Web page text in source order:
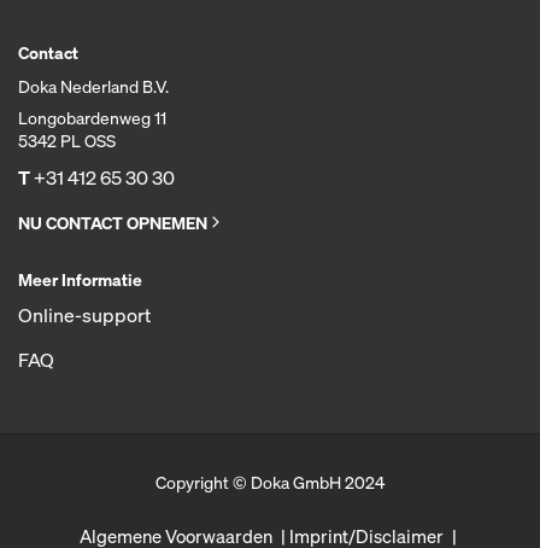
Contact
Doka Nederland B.V.
Longobardenweg 11
5342 PL OSS
T+31 412 65 30 30
NU CONTACT OPNEMEN
Meer Informatie
Online-support
FAQ
Copyright © Doka GmbH 2024
Algemene Voorwaarden Imprint/Disclaimer